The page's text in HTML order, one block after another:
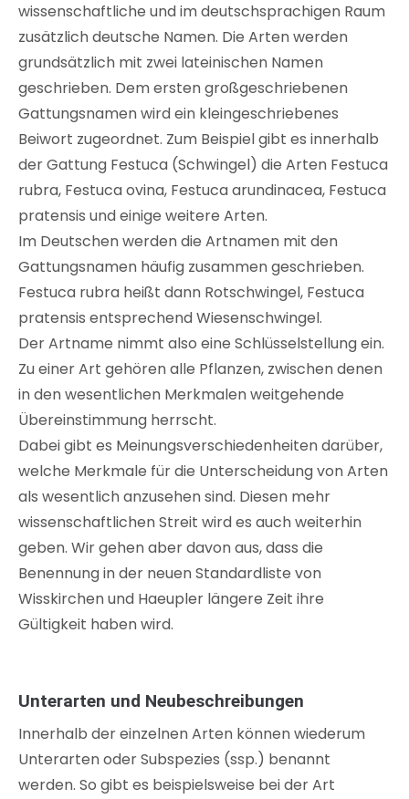
wissenschaftliche und im deutschsprachigen Raum
zusätzlich deutsche Namen. Die Arten werden
grundsätzlich mit zwei lateinischen Namen
geschrieben. Dem ersten großgeschriebenen
Gattungsnamen wird ein kleingeschriebenes
Beiwort zugeordnet. Zum Beispiel gibt es innerhalb
der Gattung Festuca (Schwingel) die Arten Festuca
rubra, Festuca ovina, Festuca arundinacea, Festuca
pratensis und einige weitere Arten.
Im Deutschen werden die Artnamen mit den
Gattungsnamen häufig zusammen geschrieben.
Festuca rubra heißt dann Rotschwingel, Festuca
pratensis entsprechend Wiesenschwingel.
Der Artname nimmt also eine Schlüsselstellung ein.
Zu einer Art gehören alle Pflanzen, zwischen denen
in den wesentlichen Merkmalen weitgehende
Übereinstimmung herrscht.
Dabei gibt es Meinungsverschiedenheiten darüber,
welche Merkmale für die Unterscheidung von Arten
als wesentlich anzusehen sind. Diesen mehr
wissenschaftlichen Streit wird es auch weiterhin
geben. Wir gehen aber davon aus, dass die
Benennung in der neuen Standardliste von
Wisskirchen und Haeupler längere Zeit ihre
Gültigkeit haben wird.
Unterarten und Neubeschreibungen
Innerhalb der einzelnen Arten können wiederum
Unterarten oder Subspezies (ssp.) benannt
werden. So gibt es beispielsweise bei der Art